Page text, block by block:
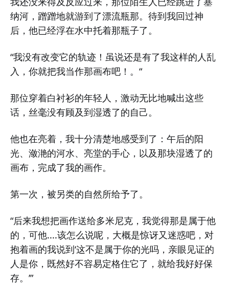
纳河，蹭蹭地就游到了漂流瓶那。待到我回过神
后，他已经浮在水中托着那瓶子了。
“我没有改变它的轨迹！虽说还是有了我这样的人乱
入，你就把我当作那画布吧！。“
那位穿着白衬衫的年轻人，激动无比地喊出这些
话，丝毫没有顾及到湿透了的自己。
他也在亮着，我十分清楚地感受到了：午后的阳
光、潋滟的河水、亮堂的手心，以及那块湿透了的
画布，完成了我的画作。
第一次，被另类的自然所给予了。
“后来我想把画作送给多米尼克，我觉得那是属于他
的，可他....该怎么说呢，大概是惊讶又迷惑吧，对
抱着画的我说到‘这不是属于你的光吗，亲眼见证的
人是你，既然好不容易定格住它了，就给我好好保
存。’”